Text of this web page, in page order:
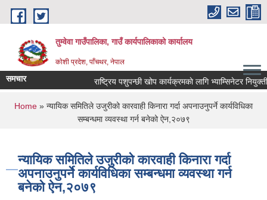
Skip to main content
तुम्वेवा गाउँपालिका, गाउँ कार्यपालिकाको कार्यालय
काेशी प्रदेश, पाँचथर, नेपाल
समचार राष्ट्रिय पशुपन्छी खोप कार्यक्रमकाे लागि भ्याम्सिनेटर
You are here
Home » न्यायिक समितिले उजुरीको कारवाही किनारा गर्दा अपनाउनुपर्ने कार्यविधिका
सम्बन्धमा व्यवस्था गर्न बनेको ऐन,२०७९
न्यायिक समितिले उजुरीको कारवाही किनारा गर्दा
अपनाउनुपर्ने कार्यविधिका सम्बन्धमा व्यवस्था गर्न
बनेको ऐन,२०७९